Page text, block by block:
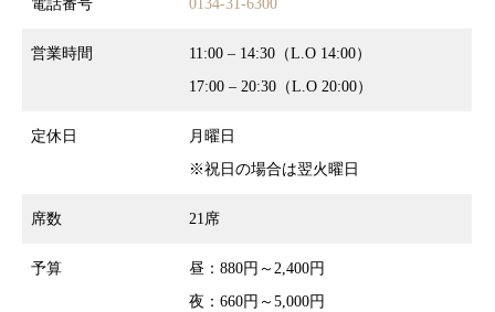
電話番号 0134-31-6300
営業時間
11:00 – 14:30（L.O 14:00）
17:00 – 20:30（L.O 20:00）
定休日
月曜日
※祝日の場合は翌火曜日
席数 21席
予算
昼：880円～2,400円
夜：660円～5,000円